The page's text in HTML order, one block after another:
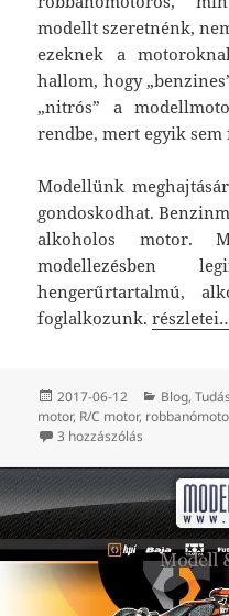
modellt szeretnénk,
ezeknek a
hallom, hogy
„nitrós” a
rendbe, mert egyik
Modellünk
gondoskodhat.
alkoholos motor.
modellezésben
hengerűrtartalmú,
foglalkozunk.Nitrós
Közzétéve
2017-06-12 Kategória
Blog,
motor, R/C motor,
3 hozzászólás